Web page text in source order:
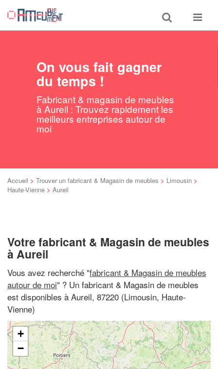
Toggle
search
Toggle
On vous fait gagner
du temps !
Fabricant & magasin de meubles
à Aureil : Trouvez rapidement les
meilleurs entreprises autour de
moi
Accueil > Trouver un fabricant & Magasin de meubles > Limousin >
Haute-Vienne > Aureil
Votre fabricant & Magasin de meubles
à Aureil
Vous avez recherché "fabricant & Magasin de meubles
autour de moi" ? Un fabricant & Magasin de meubles
est disponibles à Aureil, 87220 (Limousin, Haute-
Vienne)
+
−